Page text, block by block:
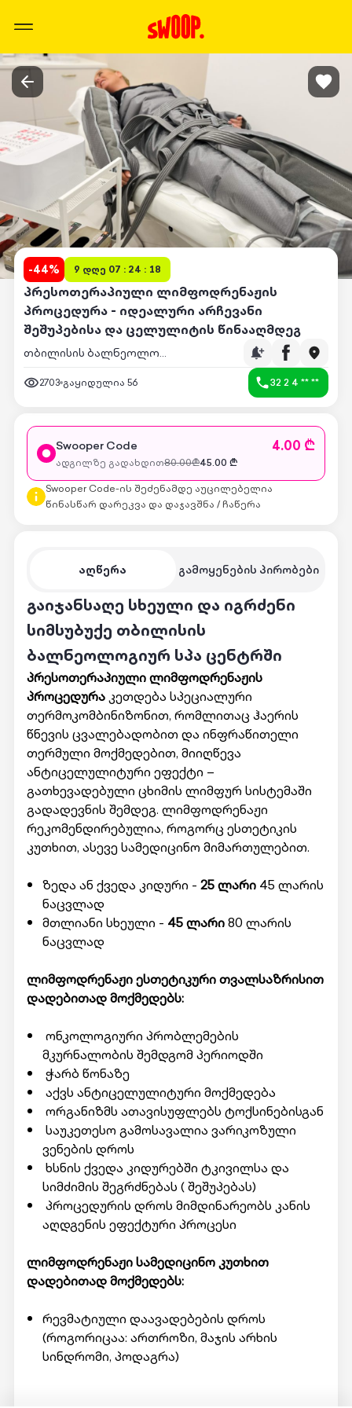
-44% 9 დღე 07 : 24 : 18
პრესოთერაპიული ლიმფოდრენაჟის
პროცედურა - იდეალური არჩევანი
შეშუპებისა და ცელულიტის წინააღმდეგ
თბილისის ბალნეოლოგიური სპა კურორტი
2703 გაყიდულია 56 32 2 4 ** **
აღწერა გამოყენების პირობები
გაიჯანსაღე სხეული და იგრძენი
სიმსუბუქე თბილისის
ბალნეოლოგიურ სპა ცენტრში
პრესოთერაპიული ლიმფოდრენაჟის
პროცედურაკეთდება სპეციალური
თერმოკომბინიზონით, რომლითაც ჰაერის
წნევის ცვალებადობით და ინფრაწითელი
თერმული მოქმედებით, მიიღწევა
ანტიცელულიტური ეფექტი –
გათხევადებული ცხიმის ლიმფურ სისტემაში
გადადევნის შემდეგ. ლიმფოდრენაჟი
რეკომენდირებულია, როგორც ესთეტიკის
კუთხით, ასევე სამედიცინო მიმართულებით.
ზედა ან ქვედა კიდური - 25 ლარი45 ლარის
ნაცვლად
მთლიანი სხეული - 45 ლარი80 ლარის
ნაცვლად
ლიმფოდრენაჟი ესთეტიკური თვალსაზრისით
დადებითად მოქმედებს:
ონკოლოგიური პრობლემების
მკურნალობის შემდგომ პერიოდში
ჭარბ წონაზე
აქვს ანტიცელულიტური მოქმედება
ორგანიზმს ათავისუფლებს ტოქსინებისგან
საუკეთესო გამოსავალია ვარიკოზული
ვენების დროს
ხსნის ქვედა კიდურებში ტკივილსა და
სიმძიმის შეგრძნებას ( შეშუპებას)
პროცედურის დროს მიმდინარეობს კანის
აღდგენის ეფექტური პროცესი
ლიმფოდრენაჟი სამედიცინო კუთხით
დადებითად მოქმედებს:
რევმატიული დაავადებების დროს
(როგორიცაა: ართროზი, მაჯის არხის
სინდრომი, პოდაგრა)
Swooper Code 4.00 ₾
ადგილზე გადახდით80.00₾45.00 ₾
Swooper Code-ის შეძენამდე აუცილებელია
წინასწარ დარეკვა და დაჯავშნა / ჩაწერა